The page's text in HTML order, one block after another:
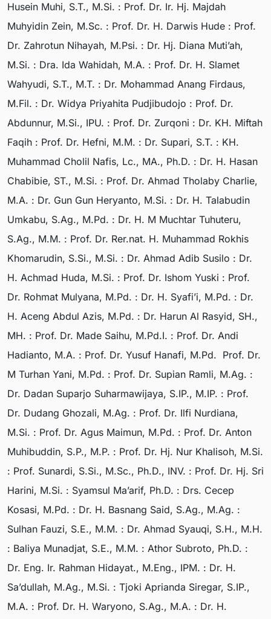
Husein Muhi, S.T., M.Si. : Prof. Dr. Ir. Hj. Majdah
Muhyidin Zein, M.Sc. : Prof. Dr. H. Darwis Hude : Prof.
Dr. Zahrotun Nihayah, M.Psi. : Dr. Hj. Diana Muti’ah,
M.Si. : Dra. Ida Wahidah, M.A. : Prof. Dr. H. Slamet
Wahyudi, S.T., M.T. : Dr. Mohammad Anang Firdaus,
M.Fil. : Dr. Widya Priyahita Pudjibudojo : Prof. Dr.
Abdunnur, M.Si., IPU. : Prof. Dr. Zurqoni : Dr. KH. Miftah
Faqih : Prof. Dr. Hefni, M.M. : Dr. Supari, S.T. : KH.
Muhammad Cholil Nafis, Lc., MA., Ph.D. : Dr. H. Hasan
Chabibie, ST., M.Si. : Prof. Dr. Ahmad Tholaby Charlie,
M.A. : Dr. Gun Gun Heryanto, M.Si. : Dr. H. Talabudin
Umkabu, S.Ag., M.Pd. : Dr. H. M Muchtar Tuhuteru,
S.Ag., M.M. : Prof. Dr. Rer.nat. H. Muhammad Rokhis
Khomarudin, S.Si., M.Si. : Dr. Ahmad Adib Susilo : Dr.
H. Achmad Huda, M.Si. : Prof. Dr. Ishom Yuski : Prof.
Dr. Rohmat Mulyana, M.Pd. : Dr. H. Syafi’i, M.Pd. : Dr.
H. Aceng Abdul Azis, M.Pd. : Dr. Harun Al Rasyid, SH.,
MH. : Prof. Dr. Made Saihu, M.Pd.I. : Prof. Dr. Andi
Hadianto, M.A. : Prof. Dr. Yusuf Hanafi, M.Pd. Prof. Dr.
M Turhan Yani, M.Pd. : Prof. Dr. Supian Ramli, M.Ag. :
Dr. Dadan Suparjo Suharmawijaya, S.IP., M.IP. : Prof.
Dr. Dudang Ghozali, M.Ag. : Prof. Dr. Ilfi Nurdiana,
M.Si. : Prof. Dr. Agus Maimun, M.Pd. : Prof. Dr. Anton
Muhibuddin, S.P., M.P. : Prof. Dr. Hj. Nur Khalisoh, M.Si.
: Prof. Sunardi, S.Si., M.Sc., Ph.D., INV. : Prof. Dr. Hj. Sri
Harini, M.Si. : Syamsul Ma’arif, Ph.D. : Drs. Cecep
Kosasi, M.Pd. : Dr. H. Basnang Said, S.Ag., M.Ag. :
Sulhan Fauzi, S.E., M.M. : Dr. Ahmad Syauqi, S.H., M.H.
: Baliya Munadjat, S.E., M.M. : Athor Subroto, Ph.D. :
Dr. Eng. Ir. Rahman Hidayat., M.Eng., IPM. : Dr. H.
Sa’dullah, M.Ag., M.Si. : Tjoki Aprianda Siregar, S.IP.,
M.A. : Prof. Dr. H. Waryono, S.Ag., M.A. : Dr. H.